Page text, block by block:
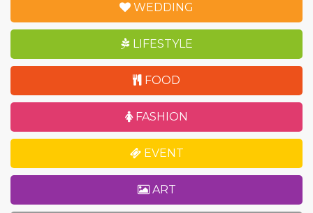
WEDDING
LIFESTYLE
FOOD
FASHION
EVENT
ART